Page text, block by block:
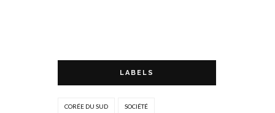
LABELS
CORÉE DU SUD SOCIÉTÉ